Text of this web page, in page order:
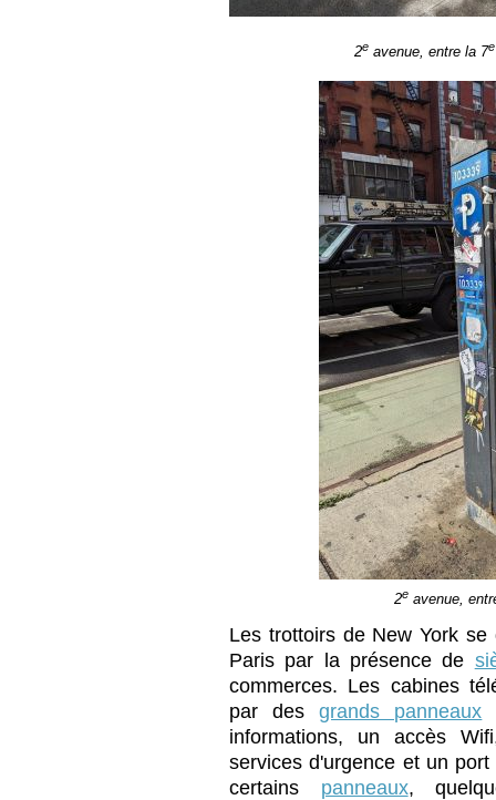
2eavenue, entre la 7e
2e avenue,
Les trottoirs de New York
Paris par la présence de
commerces. Les cabines
par desgrands panneaux
informations, un accès
services d'urgence et un
certains panneaux,